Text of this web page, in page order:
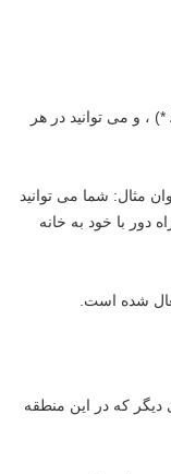
هر سنسور را می توان به صورت جداگانه با نوع منطقه مختلف برنامه ریزی کرد (مانند * Away * Delay * Emergency * Home *) ، و می توانید در هر
مثال: شما می توانید
دور با خود به خانه
دیگر که در این منطقه